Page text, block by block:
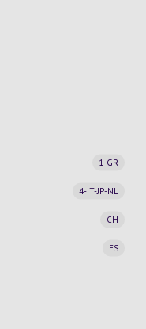
1-GR
4-IT-JP-NL
CH
ES